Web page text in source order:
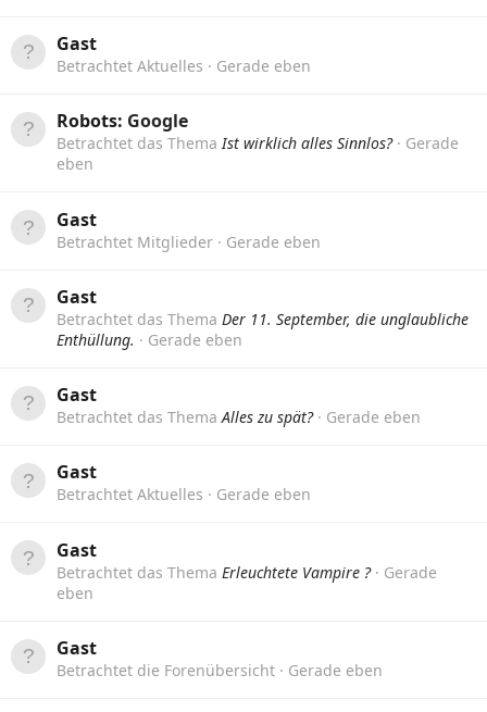
Gast
Betrachtet Aktuelles Gerade eben
Robots: Google
Betrachtet das ThemaIst wirklich alles Sinnlos?
Gerade
eben
Gast
Betrachtet Mitglieder Gerade eben
Gast
Betrachtet das Thema Der 11. September, die unglaubliche
Enthüllung.
Gerade eben
Gast
Betrachtet das ThemaAlles zu spät? Gerade eben
Gast
Betrachtet Aktuelles Gerade eben
Gast
Betrachtet das Thema Erleuchtete Vampire ?
Gerade
eben
Gast
Betrachtet die Forenübersicht Gerade eben